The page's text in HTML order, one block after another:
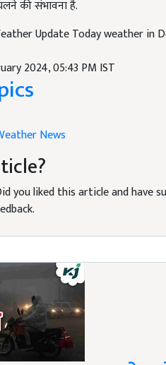
you liked this article and have